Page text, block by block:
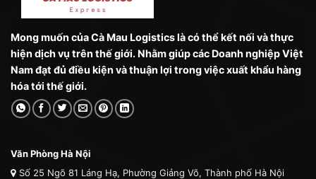
Mong muốn của Cà Mau Logistics là có thể kết nối và thực
hiện dịch vụ trên thế giới. Nhằm giúp các Doanh nghiệp Việt
Nam đạt đủ điều kiện và thuận lợi trong việc xuất khẩu hàng
hóa tới thế giới.
Văn Phòng Hà Nội
Số 25 Ngõ 81 Láng Hạ, Phường Giảng Võ, Thành phố Hà Nội